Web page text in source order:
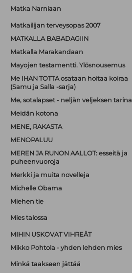
Matka Narniaan
Matkailijan terveysopas 2007
MATKALLA BABADAGIIN
Matkalla Marakandaan
Mayojen testamentti. Ylösnousemus
Me IHAN TOTTA osataan hoitaa koiraa
(Samu ja Salla -sarja)
Me, sotalapset - neljän veljeksen tarina
Meidän kotona
MENE, RAKASTA
MENOPALUU
MEREN JA RUNON AALLOT: esseitä ja
puheenvuoroja
Merkki ja muita novelleja
Michelle Obama
Miehen tie
Mies talossa
MIHIN USKOVAT VIHREÄT
Mikko Pohtola - yhden lehden mies
Minkä taakseen jättää